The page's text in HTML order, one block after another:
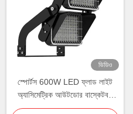
ভিডিও
স্পোর্টস 600W LED ফ্লাড লাইট
অ্যাসিমেট্রিক আউটডোর বাস্কেটবল
লাইটিং